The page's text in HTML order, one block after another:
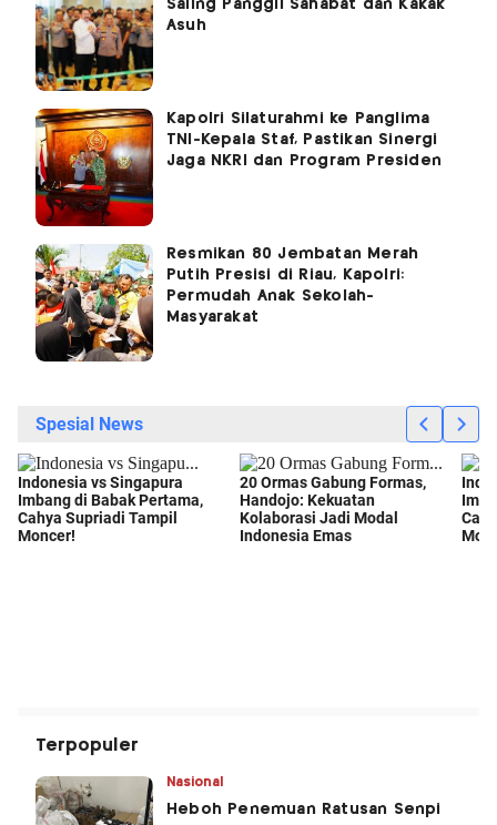
Saling Panggil Sahabat dan Kakak
Asuh
Kapolri Silaturahmi ke Panglima
TNI-Kepala Staf, Pastikan Sinergi
Jaga NKRI dan Program Presiden
Resmikan 80 Jembatan Merah
Putih Presisi di Riau, Kapolri:
Permudah Anak Sekolah-
Masyarakat
Terpopuler
Nasional
Heboh Penemuan Ratusan Senpi